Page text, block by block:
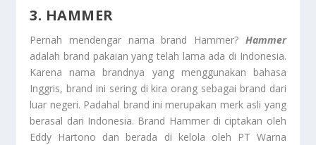
3. HAMMER
Pernah mendengar nama brand Hammer? Hammer
adalah brand pakaian yang telah lama ada di Indonesia.
Karena nama brandnya yang menggunakan bahasa
Inggris, brand ini sering di kira orang sebagai brand dari
luar negeri. Padahal brand ini merupakan merk asli yang
berasal dari Indonesia. Brand Hammer di ciptakan oleh
Eddy Hartono dan berada di kelola oleh PT Warna